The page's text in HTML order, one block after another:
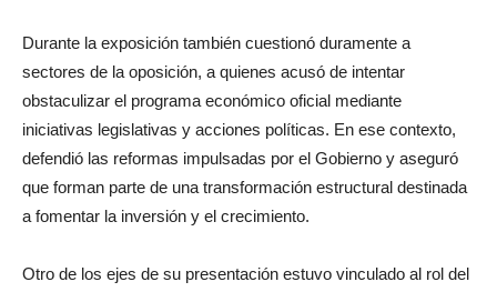
Durante la exposición también cuestionó duramente a
sectores de la oposición, a quienes acusó de intentar
obstaculizar el programa económico oficial mediante
iniciativas legislativas y acciones políticas. En ese contexto,
defendió las reformas impulsadas por el Gobierno y aseguró
que forman parte de una transformación estructural destinada
a fomentar la inversión y el crecimiento.
Otro de los ejes de su presentación estuvo vinculado al rol del